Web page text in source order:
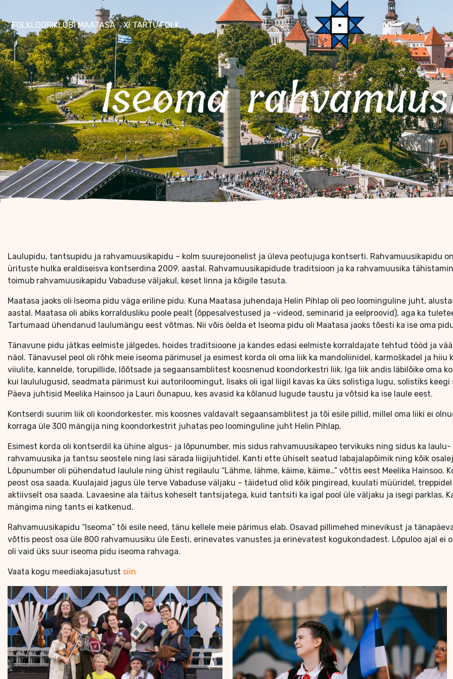
FOLKLOORIKLUBI MAATASA XI TARTU FOLK
Iseoma
Laulupidu, tantsupidu ja rahvamuusikapidu – kolm suurejoonelist ja üleva peotujuga kontserti. Rahvamuusikapidu
ürituste hulka eraldiseisva kontserdina 2009. aastal. Rahvamuusikapidude traditsioon ja ka rahvamuusika
toimub rahvamuusikapidu Vabaduse väljakul, keset linna ja kõigile tasuta.
Maatasa jaoks oli Iseoma pidu väga eriline pidu. Kuna Maatasa juhendaja Helin Pihlap oli peo loominguline juht,
aastal. Maatasa oli abiks korraldusliku poole pealt (õppesalvestused ja -videod, seminarid ja eelproovid), aga ka
Tartumaad ühendanud laulumängu eest võtmas. Nii võis öelda et Iseoma pidu oli Maatasa jaoks tõesti ka ise oma
Tänavune pidu jätkas eelmiste jälgedes, hoides traditsioone ja kandes edasi eelmiste korraldajate tehtud tööd ja
näol. Tänavusel peol oli rõhk meie iseoma pärimusel ja esimest korda oli oma liik ka mandoliinidel, karmoškadel ja
viiulite, kannelde, torupillide, lõõtsade ja segaansamblitest koosnenud koondorkestri liik. Iga liik andis läbilõike oma
kui laululugusid, seadmata pärimust kui autoriloomingut, lisaks oli igal liigil kavas ka üks solistiga lugu, solistiks
Päeva juhtisid Meelika Hainsoo ja Lauri õunapuu, kes avasid ka kõlanud lugude taustu ja võtsid ka ise laule eest.
Kontserdi suurim liik oli koondorkester, mis koosnes valdavalt segaansamblitest ja tõi esile pillid, millel oma liiki ei
korraga üle 300 mängija ning koondorkestrit juhatas peo loominguline juht Helin Pihlap.
Esimest korda oli kontserdil ka ühine algus- ja lõpunumber, mis sidus rahvamuusikapeo tervikuks ning sidus ka
rahvamuusika ja tantsu seostele ning lasi särada liigijuhtidel. Kanti ette ühiselt seatud labajalapõimik ning kõik
Lõpunumber oli pühendatud laulule ning ühist regilaulu “Lähme, lähme, käime, käime…” võttis eest Meelika Hainsoo.
peost osa saada. Kuulajaid jagus üle terve Vabaduse väljaku – täidetud olid kõik pingiread, kuulati müüridel,
aktiivselt osa saada. Lavaesine ala täitus koheselt tantsijatega, kuid tantsiti ka igal pool üle väljaku ja isegi parklas.
mängima ning tants ei katkenud.
Rahvamuusikapidu “Iseoma” tõi esile need, tänu kellele meie pärimus elab. Osavad pillimehed minevikust ja
võttis peost osa üle 800 rahvamuusiku üle Eesti, erinevates vanustes ja erinevatest kogukondadest. Lõpuloo ajal ei
oli vaid üks suur iseoma pidu iseoma rahvaga.
Vaata kogu meediakajasutust siin